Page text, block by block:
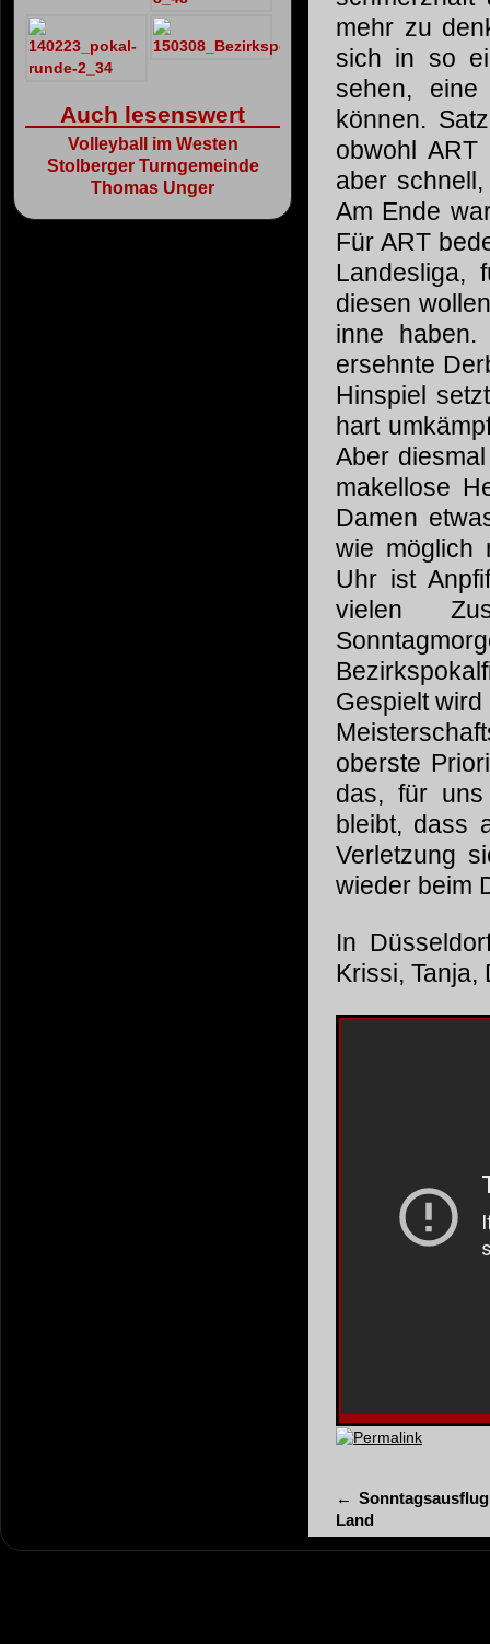
mehr zu
sich in so
sehen,
können.
obwohl
aber
Am Ende
Für ART
Landesliga,
diesen
inne
ersehnte
Hinspiel
hart
Aber
makellose
Damen
wie möglich
Uhr ist
vielen
Gespielt
oberste
das, für uns
bleibt, dass
Verletzung
wieder beim
In
Krissi, Tanja,
Permalink
←
Land
Auch lesenswert
Volleyball im Westen
Stolberger Turngemeinde
Thomas Unger